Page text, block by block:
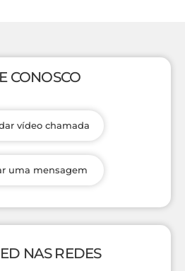
CONOSCO
vídeo chamada
uma mensagem
NAS REDES